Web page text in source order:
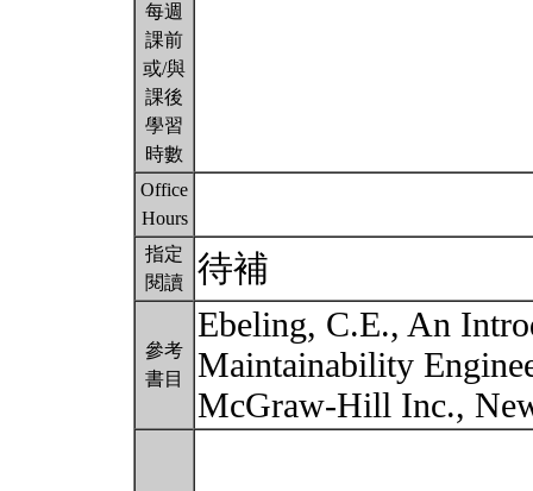
每週
課前
或/與
課後
學習
時數
Office
Hours
指定
閱讀
待補
參考
書目
Ebeling, C.E., An
Maintainability
McGraw-Hill Inc.,